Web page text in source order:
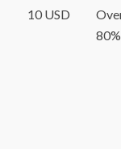
10 USD
80%